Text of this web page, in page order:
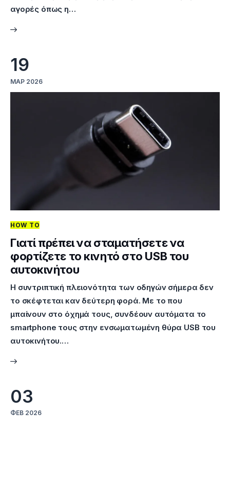
αγορές όπως η…
19
ΜΑΡ 2026
HOW TO
Γιατί πρέπει να σταματήσετε να
φορτίζετε το κινητό στo USB του
αυτοκινήτου
Η συντριπτική πλειονότητα των οδηγών σήμερα δεν
το σκέφτεται καν δεύτερη φορά. Mε το που
μπαίνουν στο όχημά τους, συνδέουν αυτόματα το
smartphone τους στην ενσωματωμένη θύρα USB του
αυτοκινήτου.…
03
ΦΕΒ 2026